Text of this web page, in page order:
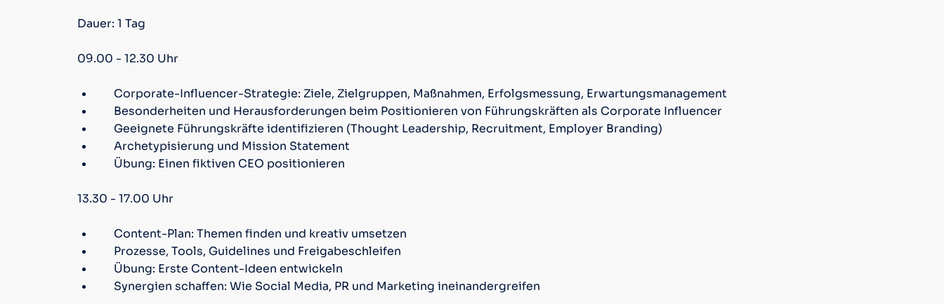
Dauer: 1 Tag
09.00 - 12.30 Uhr
Corporate-Influencer-Strategie: Ziele, Zielgruppen, Maßnahmen, Erfolgsmessung, Erwartungsmanagement
Besonderheiten und Herausforderungen beim Positionieren von Führungskräften als Corporate Influencer
Geeignete Führungskräfte identifizieren (Thought Leadership, Recruitment, Employer Branding)
Archetypisierung und Mission Statement
Übung: Einen fiktiven CEO positionieren
13.30 - 17.00 Uhr
Content-Plan: Themen finden und kreativ umsetzen
Prozesse, Tools, Guidelines und Freigabeschleifen
Übung: Erste Content-Ideen entwickeln
Synergien schaffen: Wie Social Media, PR und Marketing ineinandergreifen